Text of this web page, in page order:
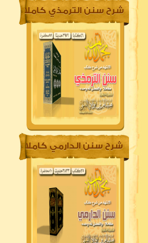
شرح سنن الترمذي كاملا
شرح سنن الدارمي كاملا